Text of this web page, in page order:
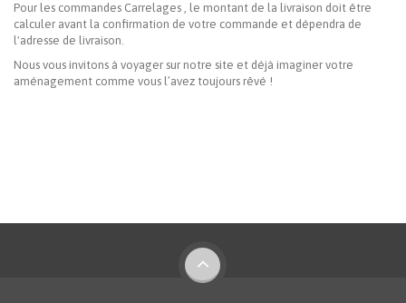
Pour les commandes Carrelages , le montant de la livraison doit être
calculer avant la confirmation de votre commande et dépendra de
l'adresse de livraison.
Nous vous invitons à voyager sur notre site et déjà imaginer votre
aménagement comme vous l’avez toujours rêvé !